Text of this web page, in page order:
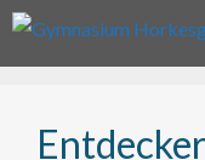
Zum